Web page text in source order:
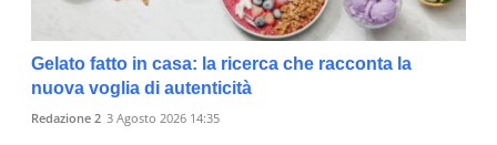
Gelato fatto in casa: la ricerca che racconta la
nuova voglia di autenticità
Redazione 2 3 Agosto 2026 14:35